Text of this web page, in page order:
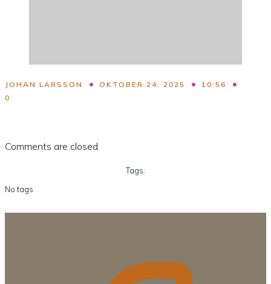
JOHAN LARSSON • OKTOBER 24, 2025 • 10:56 •
0
Comments are closed
Tags:
No tags